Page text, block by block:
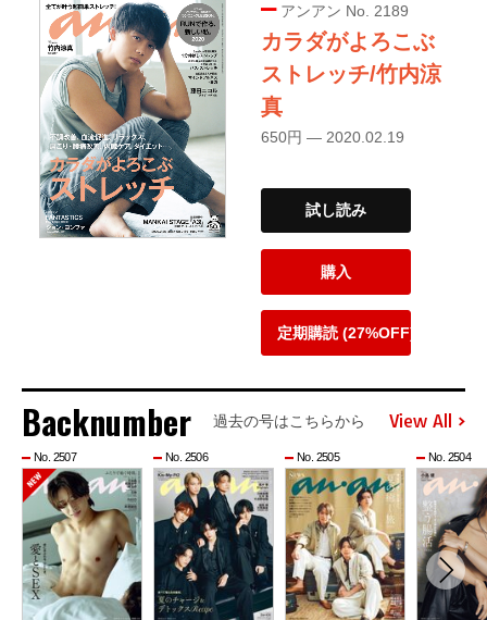
アンアン No. 2189
カラダがよろこぶ
ストレッチ/竹内涼
真
650円 — 2020.02.19
試し読み
購入
定期購読 (27%OFF)
Backnumber 過去の号はこちらから View All
No. 2507 No. 2506 No. 2505 No. 2504